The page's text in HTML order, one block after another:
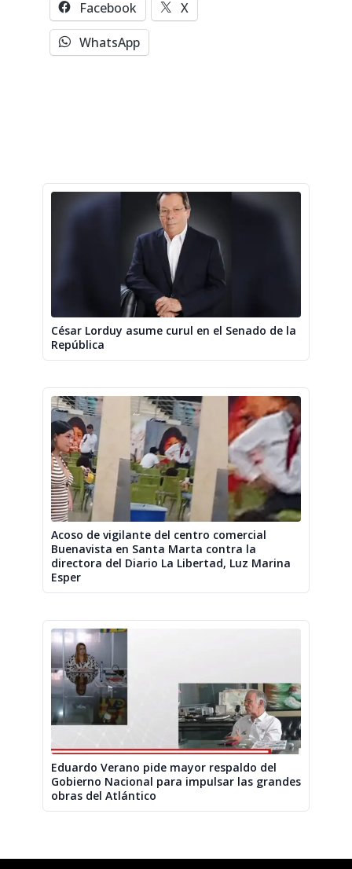
Facebook
X
WhatsApp
César Lorduy asume curul en el Senado de la
República
Acoso de vigilante del centro comercial
Buenavista en Santa Marta contra la
directora del Diario La Libertad, Luz Marina
Esper
Eduardo Verano pide mayor respaldo del
Gobierno Nacional para impulsar las grandes
obras del Atlántico